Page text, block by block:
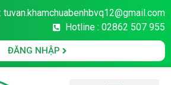
tuvan.khamchuabenhbvq12@gmail.com
Hotline : 02862 507 955
ĐĂNG NHẬP